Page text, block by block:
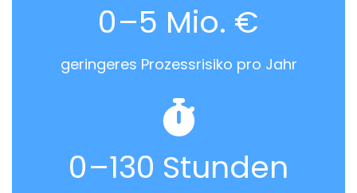
0–5 Mio. €
geringeres Prozessrisiko pro Jahr
0–130 Stunden